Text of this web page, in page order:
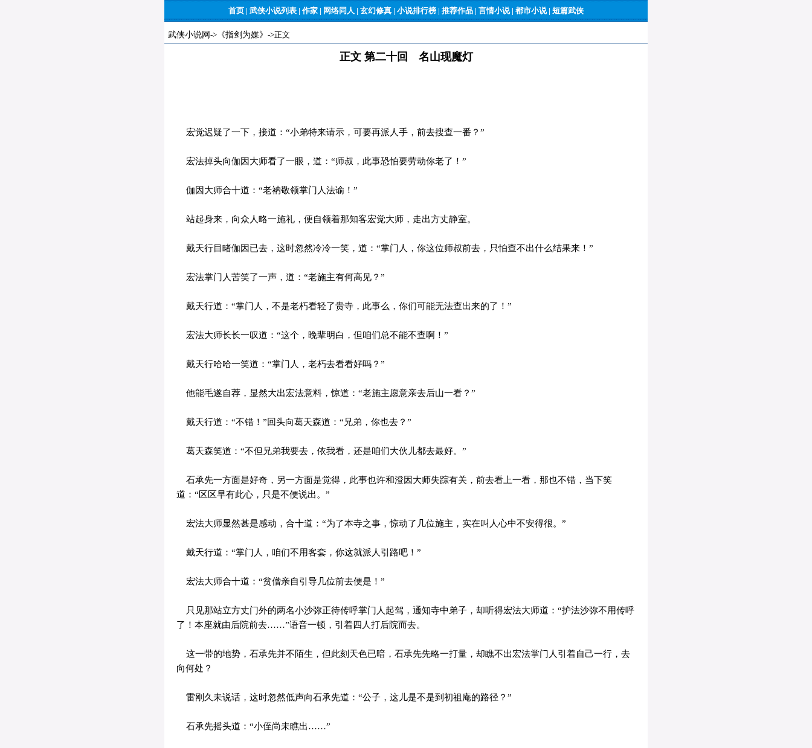
首页 | 武侠小说列表 | 作家 | 网络同人 | 玄幻修真 | 小说排行榜 | 推荐作品 | 言情小说| 都市小说 | 短篇武侠
武侠小说网 -> 《指剑为媒》 ->正文
正文 第二十回 名山现魔灯
宏觉迟疑了一下，接道：“小弟特来请示，可要再派人手，前去搜查一番？”
宏法掉头向伽因大师看了一眼，道：“师叔，此事恐怕要劳动你老了！”
伽因大师合十道：“老衲敬领掌门人法谕！”
站起身来，向众人略一施礼，便自领着那知客宏觉大师，走出方丈静室。
戴天行目睹伽因已去，这时忽然冷冷一笑，道：“掌门人，你这位师叔前去，只怕查不出什么结果来！”
宏法掌门人苦笑了一声，道：“老施主有何高见？”
戴天行道：“掌门人，不是老朽看轻了贵寺，此事么，你们可能无法查出来的了！”
宏法大师长长一叹道：“这个，晚辈明白，但咱们总不能不查啊！”
戴天行哈哈一笑道：“掌门人，老朽去看看好吗？”
他能毛遂自荐，显然大出宏法意料，惊道：“老施主愿意亲去后山一看？”
戴天行道：“不错！”回头向葛天森道：“兄弟，你也去？”
葛天森笑道：“不但兄弟我要去，依我看，还是咱们大伙儿都去最好。”
石承先一方面是好奇，另一方面是觉得，此事也许和澄因大师失踪有关，前去看上一看，那也不错，当下笑
道：“区区早有此心，只是不便说出。”
宏法大师显然甚是感动，合十道：“为了本寺之事，惊动了几位施主，实在叫人心中不安得很。”
戴天行道：“掌门人，咱们不用客套，你这就派人引路吧！”
宏法大师合十道：“贫僧亲自引导几位前去便是！”
只见那站立方丈门外的两名小沙弥正待传呼掌门人起驾，通知寺中弟子，却听得宏法大师道：“护法沙弥不用传呼
了！本座就由后院前去……”语音一顿，引着四人打后院而去。
这一带的地势，石承先并不陌生，但此刻天色已暗，石承先先略一打量，却瞧不出宏法掌门人引着自己一行，去
向何处？
雷刚久未说话，这时忽然低声向石承先道：“公子，这儿是不是到初祖庵的路径？”
石承先摇头道：“小侄尚未瞧出……”